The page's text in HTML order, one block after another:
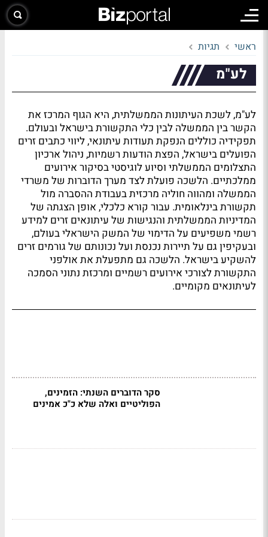
ראשי תגיות
לע"מ
לע"מ, לשכת העיתונות הממשלתית, היא הגוף המרכז את
הקשר בין הממשלה לבין כלי התקשורת בישראל ובעולם.
תפקידיה כוללים הנפקת תעודות עיתונאי, ליווי כתבים זרים
הפועלים בישראל, הפצת הודעות רשמיות, ניהול ארכיון
התצלומים הממשלתי וסיוע לוגיסטי בסיקור אירועים
ממלכתיים. הלשכה פועלת לצד מערך הדוברות של משרדי
הממשלה ומהווה חוליה מרכזית בעבודת ההסברה מול
תקשורת בינלאומית. עבור קורא כלכלי, אופן הצגתה של
המדיניות הממשלתית והנגישות של עיתונאים זרים למידע
רשמי משפיעים על הדימוי של המשק הישראלי בעולם,
ובעקיפין גם על תיירות נכנסת ועל נכונותם של גורמים זרים
להשקיע בישראל. הלשכה גם מתפעלת את אולפני
התקשורת לצורכי אירועים רשמיים ומרכזת נתוני הסמכה
לעיתונאים מקומיים.
סקר הדוברים השנתי: הזמינים,
הפוליטיים ואלה שלא כ"כ אמינים